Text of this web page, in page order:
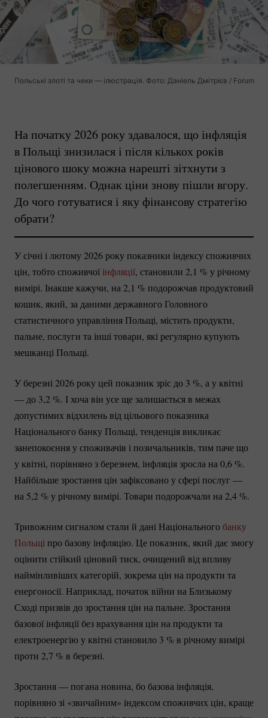
Польські злоті та чеки — ілюстрація. Фото: Даніель Дмітрієв / Forum
На початку 2026 року здавалося, що інфляція
в Польщі знизилася і після кількох років
цінового шоку можна нарешті зітхнути з
полегшенням. Однак ціни знову пішли вгору.
До чого готуватися і яку фінансову стратегію
обрати?
У січні і лютому 2026 року показники індексу споживчих
цін, тобто споживчої інфляції, становили 2,1 %у річному
вимірі. Інакше кажучи, на 2,1 %подорожчав продуктовий
кошик, який, за даними державного Головного
статистичного управління Польщі, містить продукти,
пальне, послуги та інші товари, які регулярно купують
мешканці Польщі.
У березні 2026 року цей показник зріс до 3 %, а у квітні
— до 3,2 %. І хоча він усе ще залишається в межах
допустимих відхилень від цільового показника
Національного банку Польщі, тенденція викликає
занепокоєння у споживачів і позичальників, тим паче що
у квітні, порівняно з березнем, інфляція зросла на 0,6 %.
Найбільше зростання цін зафіксовано у сфері послуг —
на 5,2 %у річному вимірі. Товари подорожчали на 2,4 %.
Тривожним сигналом стали й дані Національного банку
Польщіпро базову інфляцію. Це показник, який дає змогу
оцінити стійкий ціновий тиск, очищений від впливу
наймінливіших категорій, зокрема цін на продукти та
енергоносії. Наприклад, початок війни на Близькому
Сході призвів до зростання цін на пальне. Зростання
базової інфляції без врахування цін на продукти та
електроенергію у квітні становило 3 %в річному вимірі
проти 2,7 %в березні.
Зростання — погана новина, бо базова інфляція,
порівняно зі «звичайним» індексом споживчих цін, краще